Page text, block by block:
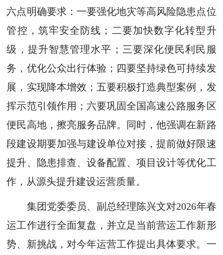
六点明确要求：一要强化地灾等高风险隐患点位
管控，筑牢安全防线；二要加快数字化转型升
级，提升智慧管理水平；三要深化便民利民服
务，优化公众出行体验；四要坚持绿色可持续发
展，实现降本增效；五要积极打造典型案例，发
挥示范引领作用；六要巩固全国高速公路服务区
便民高地，擦亮服务品牌。同时，他强调在新路
段建设期要加强与建设单位对接，提前做好限速
提升、隐患排查、设备配置、项目设计等优化工
作，从源头提升建设运营质量。
集团党委委员、副总经理陈兴文对2026年春
运工作进行全面复盘，并立足当前营运工作新形
势、新挑战，对今年运营工作提出具体要求。一